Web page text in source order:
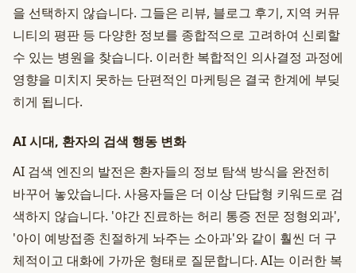
을 선택하지 않습니다. 그들은 리뷰, 블로그 후기, 지역 커뮤
니티의 평판 등 다양한 정보를 종합적으로 고려하여 신뢰할
수 있는 병원을 찾습니다. 이러한 복합적인 의사결정 과정에
영향을 미치지 못하는 단편적인 마케팅은 결국 한계에 부딪
히게 됩니다.
AI 시대, 환자의 검색 행동 변화
AI 검색 엔진의 발전은 환자들의 정보 탐색 방식을 완전히
바꾸어 놓았습니다. 사용자들은 더 이상 단답형 키워드로 검
색하지 않습니다. '야간 진료하는 허리 통증 전문 정형외과',
'아이 예방접종 친절하게 놔주는 소아과'와 같이 훨씬 더 구
체적이고 대화에 가까운 형태로 질문합니다. AI는 이러한 복